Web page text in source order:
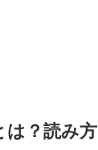
は？読み